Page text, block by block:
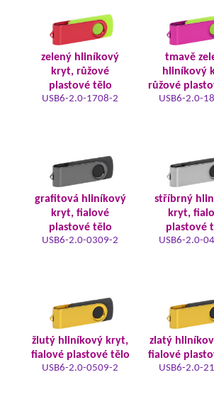
zelený hliníkový
kryt, růžové
plastové tělo
USB6-2.0-1708-2
tmavě
hliníkový
růžové
USB6-2.0-
grafitová hliníkový
kryt, fialové
plastové tělo
USB6-2.0-0309-2
stříbrný
kryt,
plastové
USB6-2.0-
žlutý hliníkový kryt,
fialové plastové tělo
USB6-2.0-0509-2
zlatý
fialové
USB6-2.0-